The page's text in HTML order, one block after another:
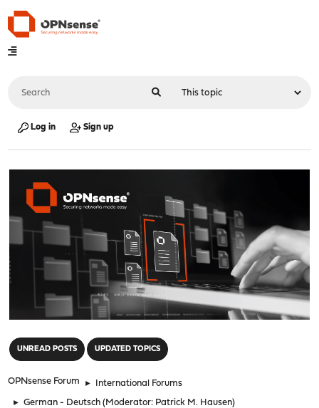
Log in Sign up
UNREAD POSTS UPDATED TOPICS
OPNsense Forum ► International Forums
► German - Deutsch (Moderator: Patrick M. Hausen)